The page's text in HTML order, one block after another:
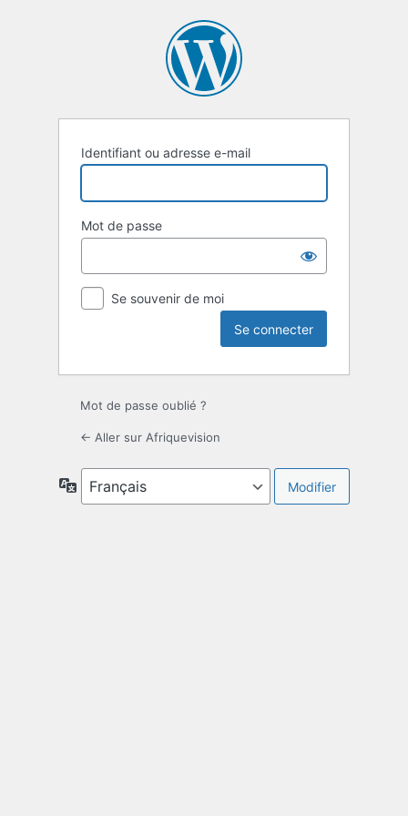
Identifiant ou adresse e-mail
Mot de passe
Se souvenir de moi
Mot de passe oublié ?
← Aller sur Afriquevision
Langue